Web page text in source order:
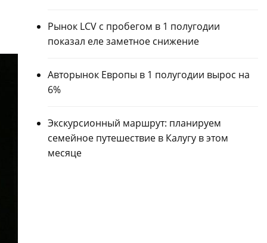
Рынок LCV с пробегом в 1 полугодии
показал еле заметное снижение
Авторынок Европы в 1 полугодии вырос на
6%
Экскурсионный маршрут: планируем
семейное путешествие в Калугу в этом
месяце